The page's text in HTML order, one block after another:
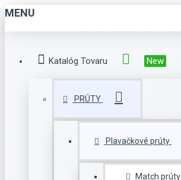
MENU
Katalóg Tovaru New
PRÚTY
Plavačkové prúty
Match prúty